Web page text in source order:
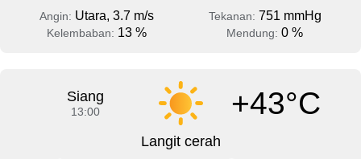
Angin: Utara, 3.7 m/s Tekanan: 751 mmHg
Kelembaban: 13 % Mendung: 0 %
Siang
13:00 +43°C
Langit cerah